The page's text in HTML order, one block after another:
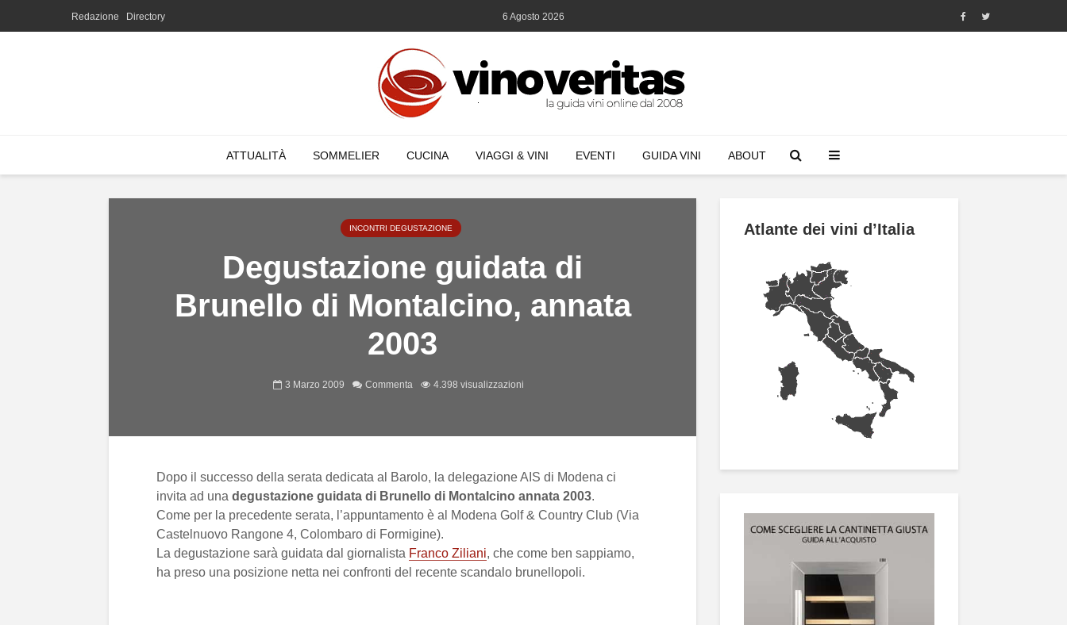
Redazione Directory 6 Agosto 2026
ATTUALITÀ SOMMELIER CUCINA VIAGGI & VINI EVENTI GUIDA VINI ABOUT
INCONTRI DEGUSTAZIONE
Degustazione guidata di
Brunello di Montalcino, annata
2003
3 Marzo 2009 Commenta 4.398 visualizzazioni
Dopo il successo della serata dedicata al Barolo, la delegazione AIS di Modena ci
invita ad una degustazione guidata di Brunello di Montalcino annata 2003.
Come per la precedente serata, l’appuntamento è al Modena Golf & Country Club (Via
Castelnuovo Rangone 4, Colombaro di Formigine).
La degustazione sarà guidata dal giornalista Franco Ziliani, che come ben sappiamo,
ha preso una posizione netta nei confronti del recente scandalo brunellopoli.
Atlante dei vini d’Italia